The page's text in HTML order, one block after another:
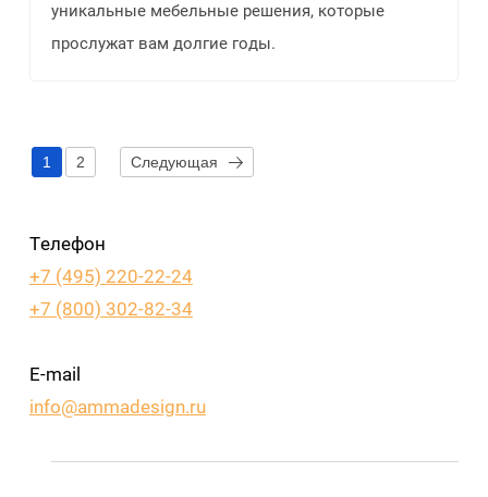
уникальные мебельные решения, которые
прослужат вам долгие годы.
1 2 Следующая
Телефон
+7 (495) 220-22-24
+7 (800) 302-82-34
E-mail
info@ammadesign.ru